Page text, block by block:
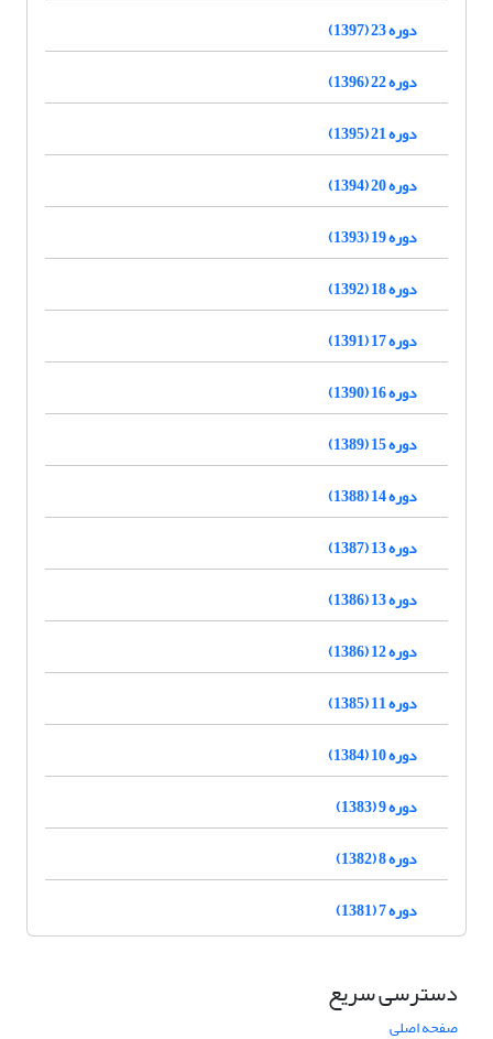
دوره 23 (1397)
دوره 22 (1396)
دوره 21 (1395)
دوره 20 (1394)
دوره 19 (1393)
دوره 18 (1392)
دوره 17 (1391)
دوره 16 (1390)
دوره 15 (1389)
دوره 14 (1388)
دوره 13 (1387)
دوره 13 (1386)
دوره 12 (1386)
دوره 11 (1385)
دوره 10 (1384)
دوره 9 (1383)
دوره 8 (1382)
دوره 7 (1381)
دسترسی سریع
صفحه اصلی